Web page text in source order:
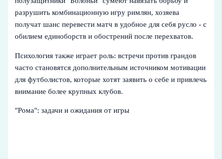
разрушить комбинационную игру римлян, хозяева
получат шанс перевести матч в удобное для себя русло - с
обилием единоборств и обострений после перехватов.
Психология также играет роль: встречи против грандов
часто становятся дополнительным источником мотивации
для футболистов, которые хотят заявить о себе и привлечь
внимание более крупных клубов.
"Рома": задачи и ожидания от игры